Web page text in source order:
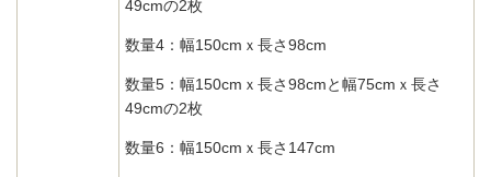
49cmの2枚
数量4：幅150cmｘ長さ98cm
数量5：幅150cmｘ長さ98cmと幅75cmｘ長さ
49cmの2枚
数量6：幅150cmｘ長さ147cm